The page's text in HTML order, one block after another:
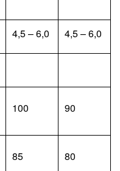
4,5 – 6,0 4,5 – 6,0
100 90
85 80